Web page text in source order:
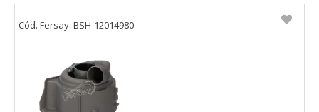
Cód. Fersay: BSH-12014980